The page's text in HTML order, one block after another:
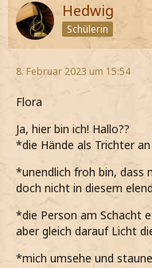
Hedwig
Schülerin
8. Februar 2023 um 15:54
Flora
Ja, hier bin ich! Hallo??
*die Hände als Trichter
*unendlich froh bin, dass
doch nicht in diesem
*die Person am Schacht
aber gleich darauf Licht
*mich umsehe und